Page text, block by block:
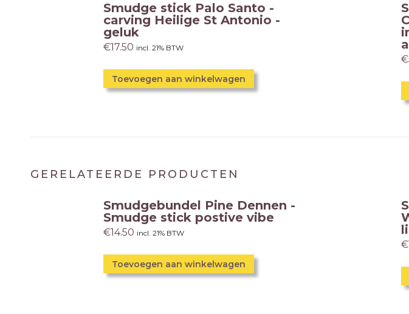
Smudge stick Palo Santo -
carving Heilige St Antonio -
geluk
€17.50 incl. 21% BTW
Toevoegen aan winkelwagen
€
GERELATEERDE PRODUCTEN
Smudgebundel Pine Dennen -
Smudge stick postive vibe
€14.50 incl. 21% BTW
Toevoegen aan winkelwagen
€